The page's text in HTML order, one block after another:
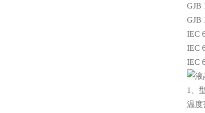
GJB
GJB
IEC
IEC
IEC
1、
温度